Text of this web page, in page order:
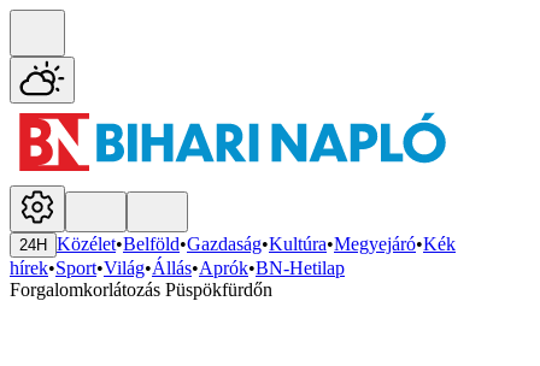
24H Közélet•Belföld•Gazdaság•Kultúra•Megyejáró•Kék
hírek•Sport•Világ•Állás•Aprók•BN-Hetilap
Forgalomkorlátozás Püspökfürdőn